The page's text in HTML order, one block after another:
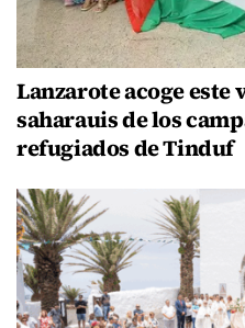
Lanzarote acoge este
saharauis de los
refugiados de Tinduf